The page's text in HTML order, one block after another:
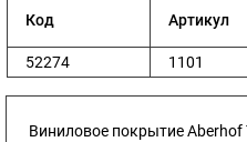
Код Артикул
52274 1101
Виниловое покрытие Aberhof